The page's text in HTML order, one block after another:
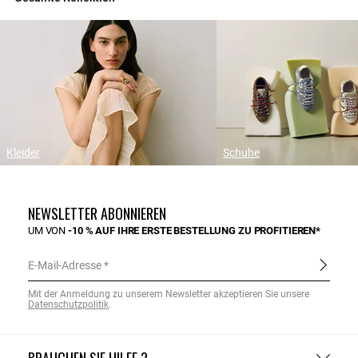
Kleider Schuhe
NEWSLETTER ABONNIEREN
UM VON-10 % AUF IHRE ERSTE BESTELLUNG ZU PROFITIEREN*
E-Mail-Adresse
Mit der Anmeldung zu unserem Newsletter akzeptieren Sie unsere
Datenschutzpolitik.